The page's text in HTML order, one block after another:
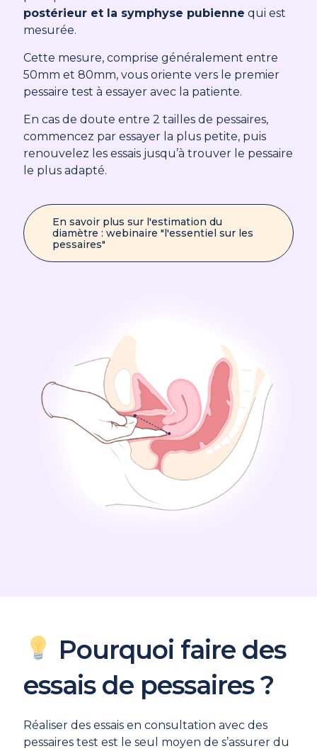
postérieur et la symphyse pubienne qui est
mesurée.
Cette mesure, comprise généralement entre
50mm et 80mm, vous oriente vers le premier
pessaire test à essayer avec la patiente.
En cas de doute entre 2 tailles de pessaires,
commencez par essayer la plus petite, puis
renouvelez les essais jusqu’à trouver le pessaire
le plus adapté.
En savoir plus sur l'estimation du
diamètre : webinaire "l'essentiel sur les
pessaires"
Pourquoi faire des
essais de pessaires ?
Réaliser des essais en consultation avec des
pessaires test est le seul moyen de s’assurer du